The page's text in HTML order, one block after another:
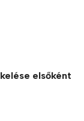
elsőként